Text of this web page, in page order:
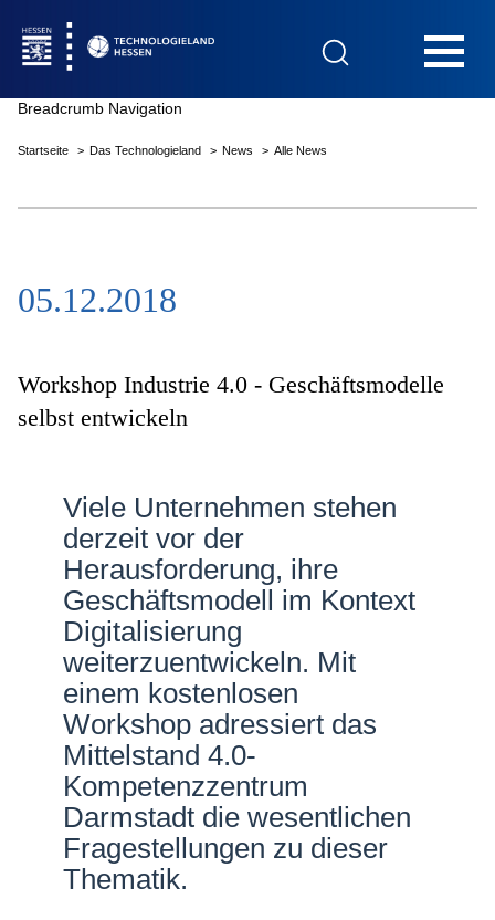
Das Technologieland
Innovationsfelder
Netzwerke
Breadcrumb Navigation
Startseite Das Technologieland News Alle News
05.12.2018
Workshop Industrie 4.0 - Geschäftsmodelle
selbst entwickeln
Viele Unternehmen stehen
derzeit vor der
Herausforderung, ihre
Geschäftsmodell im Kontext
Digitalisierung
weiterzuentwickeln. Mit
einem kostenlosen
Workshop adressiert das
Mittelstand 4.0-
Kompetenzzentrum
Darmstadt die wesentlichen
Fragestellungen zu dieser
Thematik.